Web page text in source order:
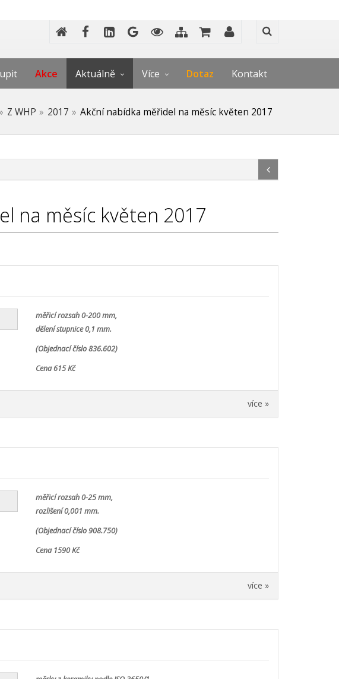
Akce Aktuálně Více Dotaz Kontakt
Z WHP 2017 Akční nabídka měřidel na měsíc květen 2017
na měsíc květen 2017
měřicí rozsah 0-200 mm,
dělení stupnice 0,1 mm.
(Objednací číslo 836.602)
Cena 615 Kč
více »
měřicí rozsah 0-25 mm,
rozlišení 0,001 mm.
(Objednací číslo 908.750)
Cena 1590 Kč
více »